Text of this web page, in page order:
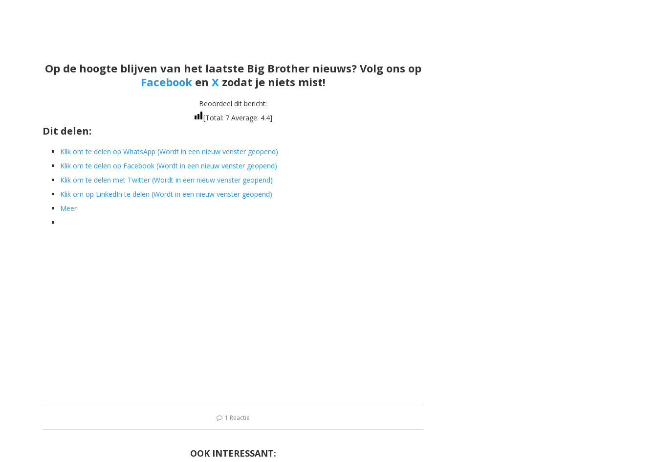
Op de hoogte blijven van het laatste Big Brother nieuws? Volg ons op
Facebooken X zodat je niets mist!
Beoordeel dit bericht:
[Total: 7 Average: 4.4]
Dit delen:
Klik om te delen op WhatsApp (Wordt in een nieuw venster geopend)
Klik om te delen op Facebook (Wordt in een nieuw venster geopend)
Klik om te delen met Twitter (Wordt in een nieuw venster geopend)
Klik om op LinkedIn te delen (Wordt in een nieuw venster geopend)
Meer
1 Reactie
OOK INTERESSANT: